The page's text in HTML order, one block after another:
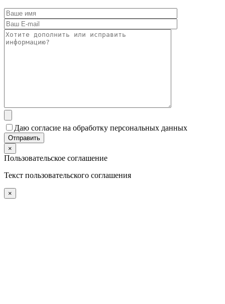
Даю согласие на обработку персональных данных
×
Пользовательское соглашение
Текст пользовательского соглашения
×